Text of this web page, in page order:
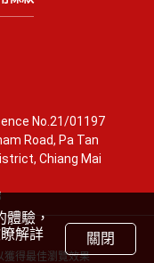
No.21/01197
Road, Pa Tan
Chiang Mai
獲得最佳瀏覽效果
驗，
解詳
關閉